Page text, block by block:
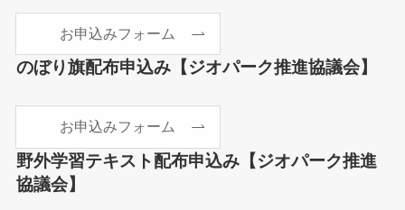
お申込みフォーム
のぼり旗配布申込み【ジオパーク推進協議会】
お申込みフォーム
野外学習テキスト配布申込み【ジオパーク推進
協議会】